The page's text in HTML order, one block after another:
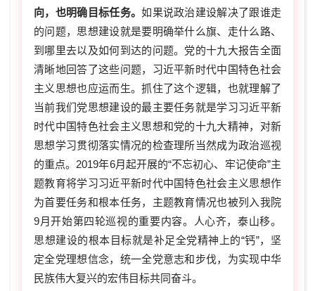
向，也明确目标任务。如果说政治建设解决了跟谁走
的问题，思想建设就是要明确举什么旗、走什么路、
到哪里去以及如何到达的问题。党的十九大报告全面
清晰地回答了这些问题，习近平新时代中国特色社会
主义思想也应运而生。抓住了这个逻辑，也就理解了
当前我们党思想建设的最主要任务就是学习习近平新
时代中国特色社会主义思想和党的十九大精神，对新
思想学习贯彻落实情况的检查理所当然成为政治巡视
的重点。2019年6月起开展的“不忘初心、牢记使命”主
题教育将学习习近平新时代中国特色社会主义思想作
为首要任务和根本任务，主题教育情况也被列入我院
9月开始第四轮巡视的重要内容。人心齐，泰山移。
思想建设的根本目标就是补足全党精神上的“钙”，坚
定全党理想信念，统一全党意志和步伐，为实现中华
民族伟大复兴的宏伟目标共同奋斗。